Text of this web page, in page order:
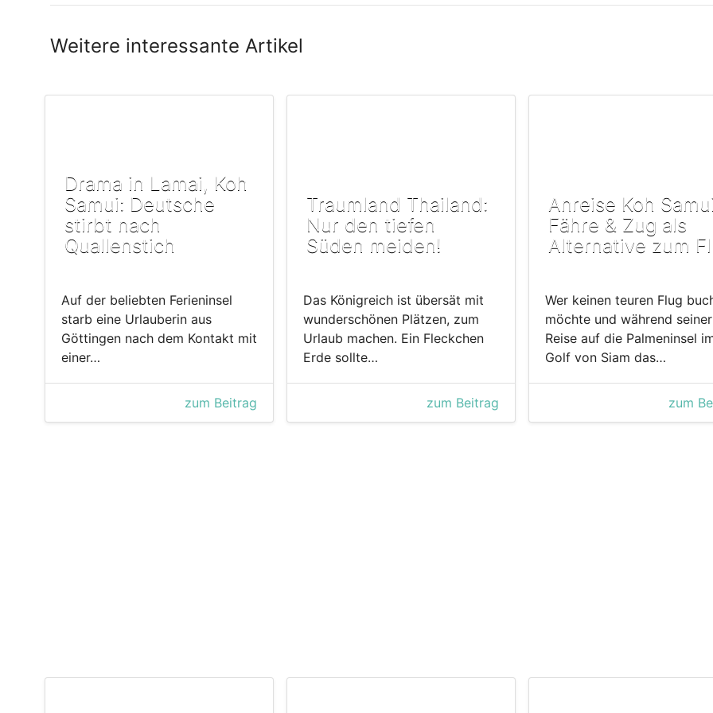
Weitere interessante Artikel
Drama in Lamai, Koh
Samui: Deutsche
stirbt nach
Quallenstich
Auf der beliebten Ferieninsel
starb eine Urlauberin aus
Göttingen nach dem Kontakt mit
einer…
zum Beitrag
Traumland Thailand:
Nur den tiefen
Süden meiden!
Das Königreich ist übersät mit
wunderschönen Plätzen, zum
Urlaub machen. Ein Fleckchen
Erde sollte…
zum Beitrag
Anreise Koh
Fähre & Zug als
Alternative zum
Wer keinen teuren Flug
möchte und während seiner
Reise auf die Palmeninsel
Golf von Siam das…
zum